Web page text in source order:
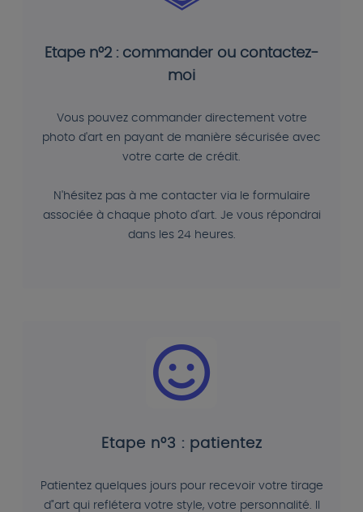
Etape n°2 : commander ou contactez-
moi
Vous pouvez commander directement votre
photo d'art en payant de manière sécurisée avec
votre carte de crédit.
N'hésitez pas à me contacter via le formulaire
associée à chaque photo d'art. Je vous répondrai
dans les 24 heures.
Etape n°3 : patientez
Patientez quelques jours pour recevoir votre tirage
d"art qui reflétera votre style, votre personnalité. Il